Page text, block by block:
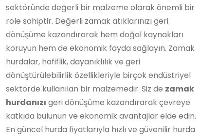
sektöründe değerli bir malzeme olarak önemli bir
role sahiptir. Değerli zamak atıklarınızı geri
dönüşüme kazandırarak hem doğal kaynakları
koruyun hem de ekonomik fayda sağlayın. Zamak
hurdalar, hafiflik, dayanıklılık ve geri
dönüştürülebilirlik özellikleriyle birçok endüstriyel
sektörde kullanılan bir malzemedir. Siz de zamak
hurdanızı geri dönüşüme kazandırarak çevreye
katkıda bulunun ve ekonomik avantajlar elde edin.
En güncel hurda fiyatlarıyla hızlı ve güvenilir hurda